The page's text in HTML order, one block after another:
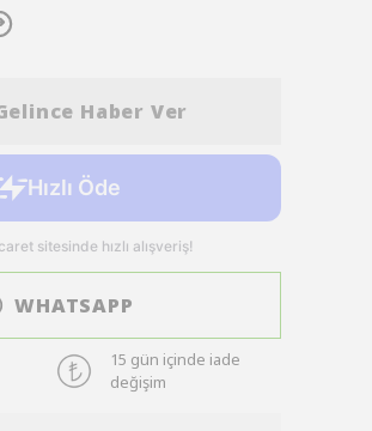
Haber Ver
WHATSAPP
15 gün içinde iade
değişim